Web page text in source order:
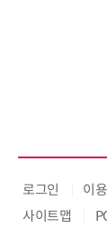
로그인 이
사이트맵